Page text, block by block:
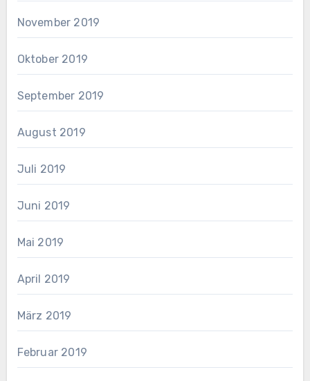
November 2019
Oktober 2019
September 2019
August 2019
Juli 2019
Juni 2019
Mai 2019
April 2019
März 2019
Februar 2019